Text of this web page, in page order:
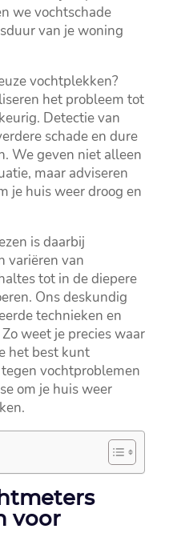
we vochtschade
van je woning
vochtplekken?
het probleem tot
Detectie van
schade en dure
We geven niet alleen
maar adviseren
je huis weer droog en
is daarbij
variëren van
tot in de diepere
Ons deskundig
technieken en
weet je precies waar
het best kunt
vochtproblemen
om je huis weer
voor